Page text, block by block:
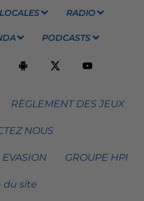
RADIO
PODCASTS
RÈGLEMENT DES JEUX
NOUS
GROUPE HPI
du site